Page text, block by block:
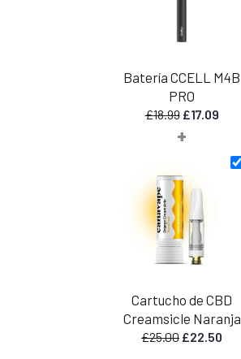
Batería CCELL M4B
PRO
£18.99 El
precio
£18.99.
£17.09El
es:
+
Cartucho de CBD
Creamsicle Naranja
£25.00 El
£22.50